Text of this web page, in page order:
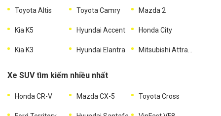
Toyota Altis Toyota Camry Mazda 2
Kia K5 Hyundai Accent Honda City
Kia K3 Hyundai Elantra
Xe SUV tìm kiếm nhiều nhất
Honda CR-V Mazda CX-5 Toyota Cross